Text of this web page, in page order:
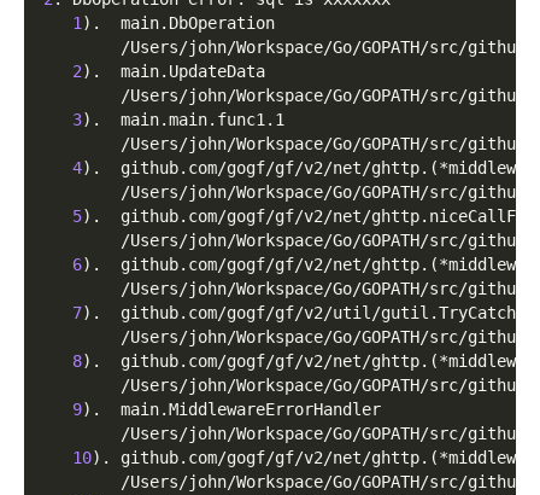
1 ) .  main.DbOperation
/Users/john/Workspace/Go/GOPATH/src/
2) .  main.UpdateData
/Users/john/Workspace/Go/GOPATH/src/
3) .  main.main.func1.1
/Users/john/Workspace/Go/GOPATH/src/
4) .  github.com/gogf/gf/v2/net/ghttp. (
/Users/john/Workspace/Go/GOPATH/src/
5) .  github.com/gogf/gf/v2/net/
/Users/john/Workspace/Go/GOPATH/src/
6) .  github.com/gogf/gf/v2/net/ghttp. (
/Users/john/Workspace/Go/GOPATH/src/
7) .  github.com/gogf/gf/v2/util/gutil.TryCatch
/Users/john/Workspace/Go/GOPATH/src/
8) .  github.com/gogf/gf/v2/net/ghttp. (
/Users/john/Workspace/Go/GOPATH/src/
9) .  main.MiddlewareErrorHandler
/Users/john/Workspace/Go/GOPATH/src/
10) . github.com/gogf/gf/v2/net/ghttp. (
/Users/john/Workspace/Go/GOPATH/src/